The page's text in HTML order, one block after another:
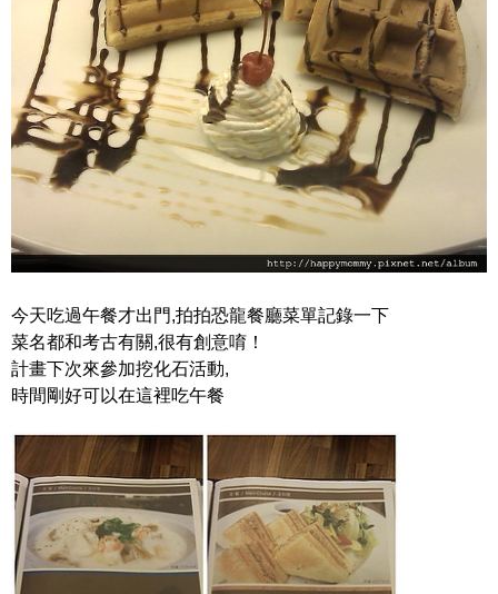
今天吃過午餐才出門,拍拍恐龍餐廳菜單記錄一下
菜名都和考古有關,很有創意唷！
計畫下次來參加挖化石活動,
時間剛好可以在這裡吃午餐